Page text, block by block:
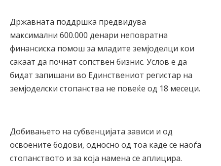
Државната поддршка предвидува
максимални 600.000 денари неповратна
финансиска помош за младите земјоделци кои
сакаат да почнат сопствен бизнис. Услов е да
бидат запишани во Единствениот регистар на
земјоделски стопанства не повеќе од 18 месеци.
Добивањето на субвенцијата зависи и од
освоените бодови, односно од тоа каде се наоѓа
стопанството и за која намена се аплицира.